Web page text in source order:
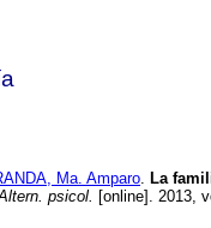
Ma. Amparo. La
psicol. [online]. 2013,